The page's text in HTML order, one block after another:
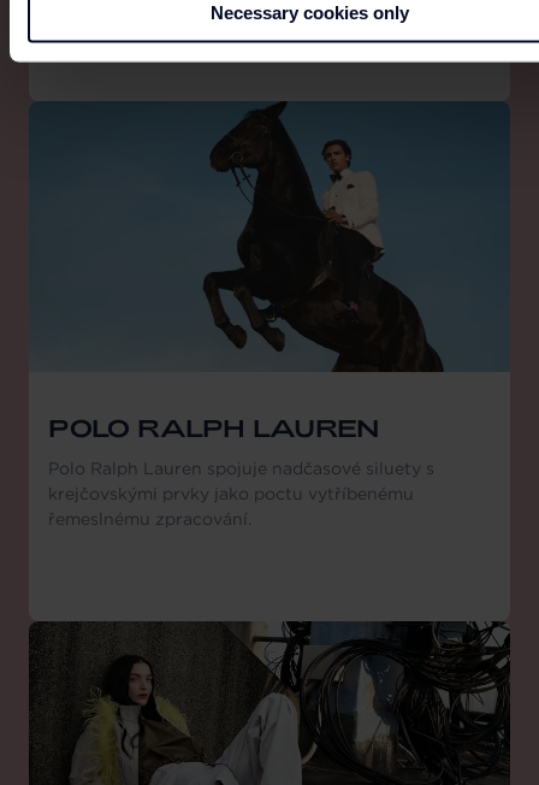
Necessary cookies only
POLO RALPH LAUREN
Polo Ralph Lauren spojuje nadčasové siluety s
krejčovskými prvky jako poctu vytříbenému
řemeslnému zpracování.